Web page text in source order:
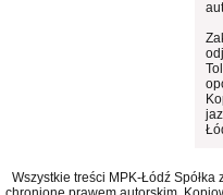
Wszystkie treści MPK-Łódź